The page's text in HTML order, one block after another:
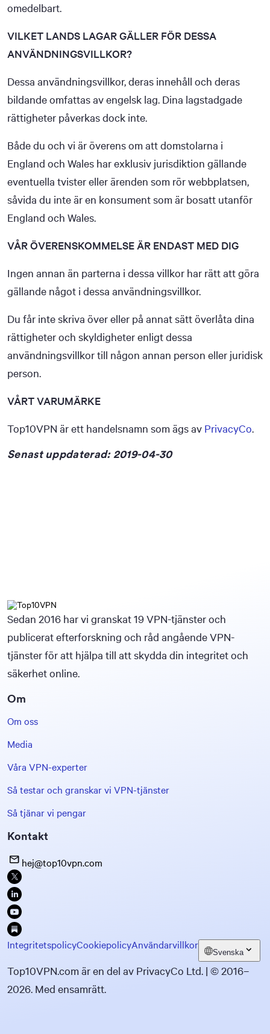
omedelbart.
VILKET LANDS LAGAR GÄLLER FÖR DESSA
ANVÄNDNINGSVILLKOR?
Dessa användningsvillkor, deras innehåll och deras
bildande omfattas av engelsk lag. Dina lagstadgade
rättigheter påverkas dock inte.
Både du och vi är överens om att domstolarna i
England och Wales har exklusiv jurisdiktion gällande
eventuella tvister eller ärenden som rör webbplatsen,
såvida du inte är en konsument som är bosatt utanför
England och Wales.
VÅR ÖVERENSKOMMELSE ÄR ENDAST MED DIG
Ingen annan än parterna i dessa villkor har rätt att göra
gällande något i dessa användningsvillkor.
Du får inte skriva över eller på annat sätt överlåta dina
rättigheter och skyldigheter enligt dessa
användningsvillkor till någon annan person eller juridisk
person.
VÅRT VARUMÄRKE
Top10VPN är ett handelsnamn som ägs av PrivacyCo.
Senast uppdaterad: 2019-04-30
Sedan 2016 har vi granskat 19 VPN-tjänster och
publicerat efterforskning och råd angående VPN-
tjänster för att hjälpa till att skydda din integritet och
säkerhet online.
Om
Om oss
Media
Våra VPN-experter
Så testar och granskar vi VPN-tjänster
Så tjänar vi pengar
Kontakt
hej@top10vpn.com
IntegritetspolicyCookiepolicyAnvändarvillkor
Svenska
Top10VPN.com är en del av PrivacyCo Ltd. | © 2016–
2026. Med ensamrätt.